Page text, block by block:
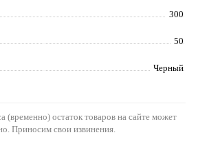
300
50
Черный
(временно) остаток товаров на сайте может
Приносим свои извинения.